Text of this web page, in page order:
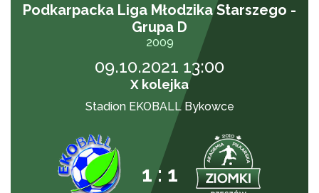
Podkarpacka Liga Młodzika Starszego -
Grupa D
2009
09.10.2021 13:00
X kolejka
Stadion EKOBALL Bykowce
1 : 1